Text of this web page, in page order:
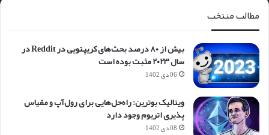
مطالب منتخب
بیش از ۸۰ درصد بحث‌های کریپتویی در Reddit در
سال ۲۰۲۳ مثبت بوده است
06 دی 1402
ویتالیک بوترین: راه‌حل‌هایی برای رول‌آپ و مقیاس
پذیری اتریوم وجود دارد
08 دی 1402